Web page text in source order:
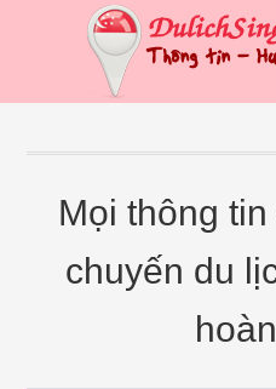
Mọi thông
chuyến du